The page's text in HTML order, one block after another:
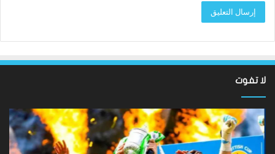
لا تفوت
لقد
عادت
الدوري